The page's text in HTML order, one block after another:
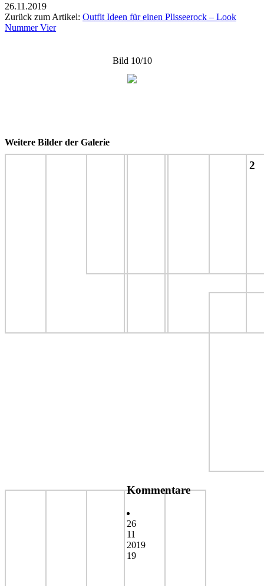
26.11.2019
Zurück zum Artikel: Outfit Ideen für einen Plisseerock – Look
Nummer Vier
Bild 10/10
Weitere Bilder der Galerie
2
Kommentare
26
11
2019
19